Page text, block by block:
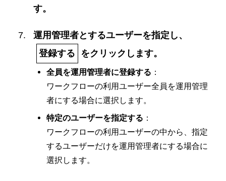
す。
運用管理者とするユーザーを指定し、
登録する
をクリックします。
全員を運用管理者に登録する ：
ワークフローの利用ユーザー全員を運用管理
者にする場合に選択します。
特定のユーザーを指定する ：
ワークフローの利用ユーザーの中から、指定
するユーザーだけを運用管理者にする場合に
選択します。